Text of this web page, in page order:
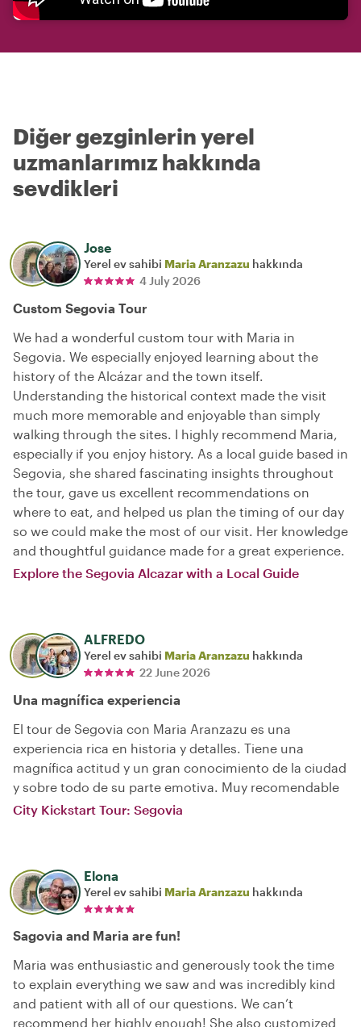
Diğer gezginlerin yerel
uzmanlarımız hakkında
sevdikleri
Jose
Yerel ev sahibi Maria Aranzazu hakkında
4 July 2026
Custom Segovia Tour
We had a wonderful custom tour with Maria in
Segovia. We especially enjoyed learning about the
history of the Alcázar and the town itself.
Understanding the historical context made the visit
much more memorable and enjoyable than simply
walking through the sites. I highly recommend Maria,
especially if you enjoy history. As a local guide based in
Segovia, she shared fascinating insights throughout
the tour, gave us excellent recommendations on
where to eat, and helped us plan the timing of our day
so we could make the most of our visit. Her knowledge
and thoughtful guidance made for a great experience.
Explore the Segovia Alcazar with a Local Guide
ALFREDO
Yerel ev sahibi Maria Aranzazu hakkında
22 June 2026
Una magnífica experiencia
El tour de Segovia con Maria Aranzazu es una
experiencia rica en historia y detalles. Tiene una
magnífica actitud y un gran conocimiento de la ciudad
y sobre todo de su parte emotiva. Muy recomendable
City Kickstart Tour: Segovia
Elona
Yerel ev sahibi Maria Aranzazu hakkında
Sagovia and Maria are fun!
Maria was enthusiastic and generously took the time
to explain everything we saw and was incredibly kind
and patient with all of our questions. We can’t
recommend her highly enough! She also customized